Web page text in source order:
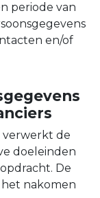
periode van
en/of
verwerkt de
doeleinden
De
nakomen